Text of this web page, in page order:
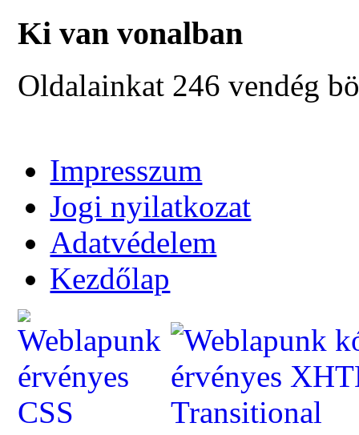
Ki van vonalban
Oldalainkat 246 vendég
Impresszum
Jogi nyilatkozat
Adatvédelem
Kezdőlap